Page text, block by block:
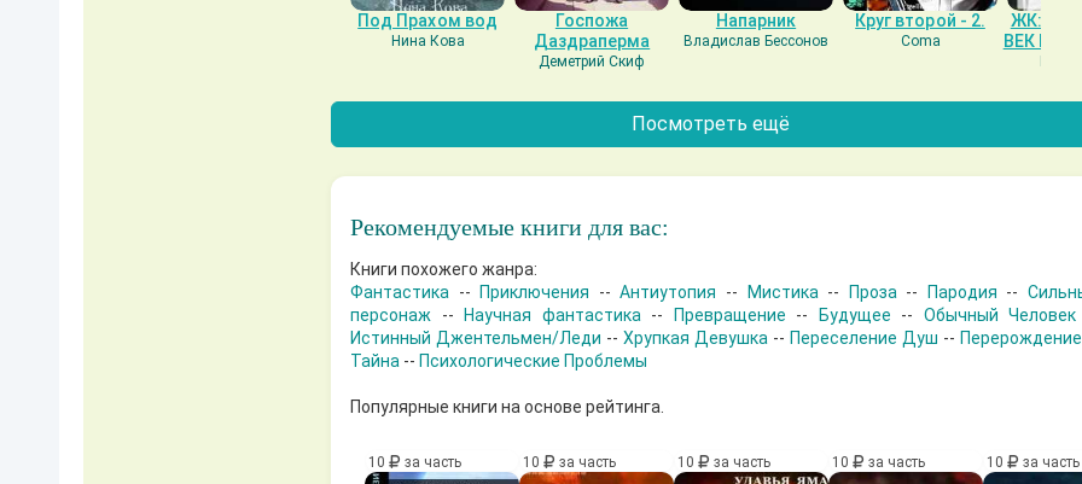
Под Прахом вод
Нина Кова
Госпожа
Даздраперма
Деметрий Скиф
Напарник
Владислав Бессонов
Круг второй - 2.
Coma
ЖК:
ВЕК
Посмотреть ещё
Рекомендуемые книги для вас:
Книги похожего жанра:
Фантастика -- Приключения --Антиутопия -- Мистика -- Проза -- Пародия --
персонаж -- Научная фантастика -- Превращение -- Будущее -- Обычный Человек
Истинный Джентельмен/Леди -- Хрупкая Девушка -- Переселение Душ -- Перерождение
Тайна -- Психологические Проблемы
Популярные книги на основе рейтинга.
10 за часть 10 за часть 10 за часть 10 за часть 10 за часть